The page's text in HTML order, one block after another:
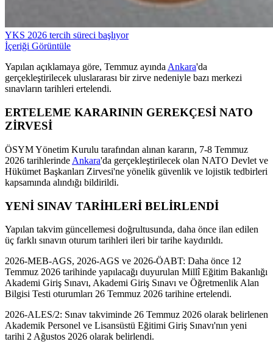
YKS 2026 tercih süreci başlıyor
İçeriği Görüntüle
Yapılan açıklamaya göre, Temmuz ayındaAnkara'da
gerçekleştirilecek uluslararası bir zirve nedeniyle bazı merkezi
sınavların tarihleri ertelendi.
ERTELEME KARARININ GEREKÇESİ NATO
ZİRVESİ
ÖSYM Yönetim Kurulu tarafından alınan kararın, 7-8 Temmuz
2026 tarihlerinde Ankara'da gerçekleştirilecek olan NATO Devlet ve
Hükümet Başkanları Zirvesi'ne yönelik güvenlik ve lojistik tedbirleri
kapsamında alındığı bildirildi.
YENİ SINAV TARİHLERİ BELİRLENDİ
Yapılan takvim güncellemesi doğrultusunda, daha önce ilan edilen
üç farklı sınavın oturum tarihleri ileri bir tarihe kaydırıldı.
2026-MEB-AGS, 2026-AGS ve 2026-ÖABT: Daha önce 12
Temmuz 2026 tarihinde yapılacağı duyurulan Millî Eğitim Bakanlığı
Akademi Giriş Sınavı, Akademi Giriş Sınavı ve Öğretmenlik Alan
Bilgisi Testi oturumları 26 Temmuz 2026 tarihine ertelendi.
2026-ALES/2: Sınav takviminde 26 Temmuz 2026 olarak belirlenen
Akademik Personel ve Lisansüstü Eğitimi Giriş Sınavı'nın yeni
tarihi 2 Ağustos 2026 olarak belirlendi.